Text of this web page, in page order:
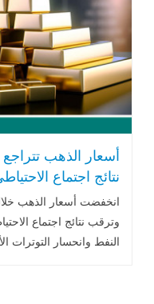
أسعار الذهب
نتائج اجتماع
انخفضت أسعار الذهب خلال
وترقب نتائج اجتماع
النفط وانحسار التوترات